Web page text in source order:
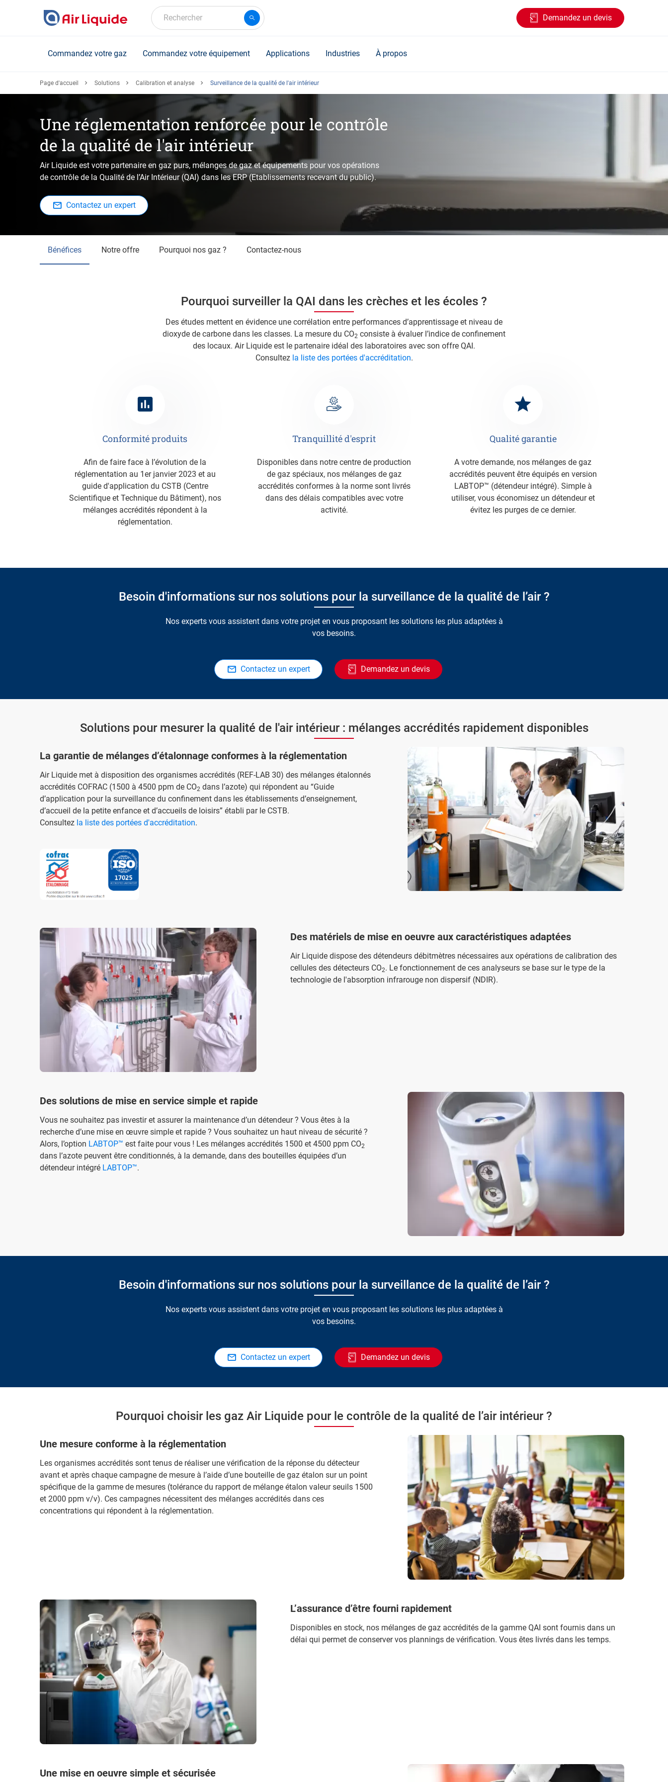
Rechercher Demandez un devis
Commandez votre gaz Commandez votre équipement Applications Industries À propos
Page d'accueil Solutions Calibration et analyse Surveillance de la qualité de l'air intérieur
Une réglementation renforcée pour le contrôle
de la qualité de l'air intérieur
Air Liquide est votre partenaire en gaz purs, mélanges de gaz et équipements pour vos opérations
de contrôle de la Qualité de l’Air Intérieur (QAI) dans les ERP (Etablissements recevant du public).
Contactez un expert
Bénéfices Notre offre Pourquoi nos gaz ? Contactez-nous
Pourquoi surveiller la QAI dans les crèches et les écoles ?
Des études mettent en évidence une corrélation entre performances d’apprentissage et niveau de
dioxyde de carbone dans les classes. La mesure du CO2 consiste à évaluer l’indice de confinement
des locaux. Air Liquide est le partenaire idéal des laboratoires avec son offre QAI.
Consultez la liste des portées d'accréditation.
Conformité produits
Afin de faire face à l’évolution de la
réglementation au 1er janvier 2023 et au
guide d'application du CSTB (Centre
Scientifique et Technique du Bâtiment), nos
mélanges accrédités répondent à la
réglementation.
Tranquillité d'esprit
Disponibles dans notre centre de production
de gaz spéciaux, nos mélanges de gaz
accrédités conformes à la norme sont livrés
dans des délais compatibles avec votre
activité.
Qualité garantie
A votre demande, nos mélanges de gaz
accrédités peuvent être équipés en version
LABTOP™ (détendeur intégré). Simple à
utiliser, vous économisez un détendeur et
évitez les purges de ce dernier.
Besoin d'informations sur nos solutions pour la surveillance de la qualité de l’air ?
Nos experts vous assistent dans votre projet en vous proposant les solutions les plus adaptées à
vos besoins.
Contactez un expert Demandez un devis
Solutions pour mesurer la qualité de l'air intérieur : mélanges accrédités rapidement disponibles
La garantie de mélanges d’étalonnage conformes à la réglementation
Air Liquide met à disposition des organismes accrédités (REF-LAB 30) des mélanges étalonnés
accrédités COFRAC (1500 à 4500 ppm de CO2 dans l’azote) qui répondent au “Guide
d’application pour la surveillance du confinement dans les établissements d’enseignement,
d’accueil de la petite enfance et d’accueils de loisirs” établi par le CSTB.
Consultez la liste des portées d'accréditation.
Des matériels de mise en oeuvre aux caractéristiques adaptées
Air Liquide dispose des détendeurs débitmètres nécessaires aux opérations de calibration des
cellules des détecteurs CO2. Le fonctionnement de ces analyseurs se base sur le type de la
technologie de l'absorption infrarouge non dispersif (NDIR).
Des solutions de mise en service simple et rapide
Vous ne souhaitez pas investir et assurer la maintenance d’un détendeur ? Vous êtes à la
recherche d’une mise en œuvre simple et rapide ? Vous souhaitez un haut niveau de sécurité ?
Alors, l’option LABTOP™ est faite pour vous ! Les mélanges accrédités 1500 et 4500 ppm CO2
dans l’azote peuvent être conditionnés, à la demande, dans des bouteilles équipées d’un
détendeur intégré LABTOP™.
Besoin d'informations sur nos solutions pour la surveillance de la qualité de l’air ?
Nos experts vous assistent dans votre projet en vous proposant les solutions les plus adaptées à
vos besoins.
Contactez un expert Demandez un devis
Pourquoi choisir les gaz Air Liquide pour le contrôle de la qualité de l’air intérieur ?
Une mesure conforme à la réglementation
Les organismes accrédités sont tenus de réaliser une vérification de la réponse du détecteur
avant et après chaque campagne de mesure à l’aide d’une bouteille de gaz étalon sur un point
spécifique de la gamme de mesures (tolérance du rapport de mélange étalon valeur seuils 1500
et 2000 ppm v/v). Ces campagnes nécessitent des mélanges accrédités dans ces
concentrations qui répondent à la réglementation.
L’assurance d’être fourni rapidement
Disponibles en stock, nos mélanges de gaz accrédités de la gamme QAI sont fournis dans un
délai qui permet de conserver vos plannings de vérification. Vous êtes livrés dans les temps.
Une mise en oeuvre simple et sécurisée